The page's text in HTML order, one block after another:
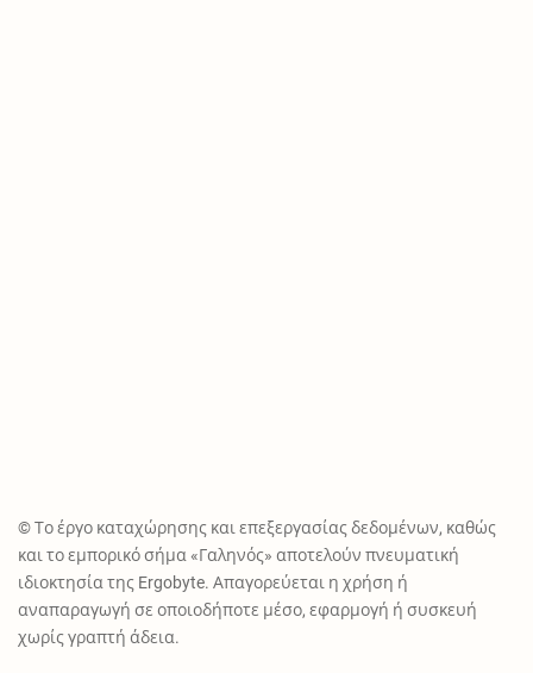
© Το έργο καταχώρησης και επεξεργασίας δεδομένων, καθώς
και το εμπορικό σήμα «Γαληνός» αποτελούν πνευματική
ιδιοκτησία της Ergobyte. Απαγορεύεται η χρήση ή
αναπαραγωγή σε οποιοδήποτε μέσο, εφαρμογή ή συσκευή
χωρίς γραπτή άδεια.